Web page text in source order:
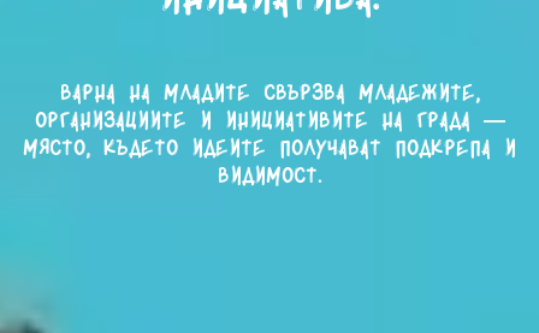
Варна на младите свързва младежите,
организациите и инициативите на града —
място, където идеите получават подкрепа и
видимост.